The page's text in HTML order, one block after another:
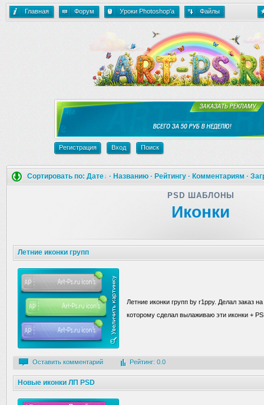
Главная Форум Уроки Photoshop'a Файлы
Регистрация Вход Поиск
Сортировать по: Дате · Названию · Рейтингу · Комментариям ·
PSD ШАБЛОНЫ
Иконки
Летние иконки групп
Летние иконки групп by r1ppy. Делал заказ
которому сделал вылаживаю эти иконки +
Оставить комментарий Рейтинг: 0.0
Новые иконки ЛП PSD